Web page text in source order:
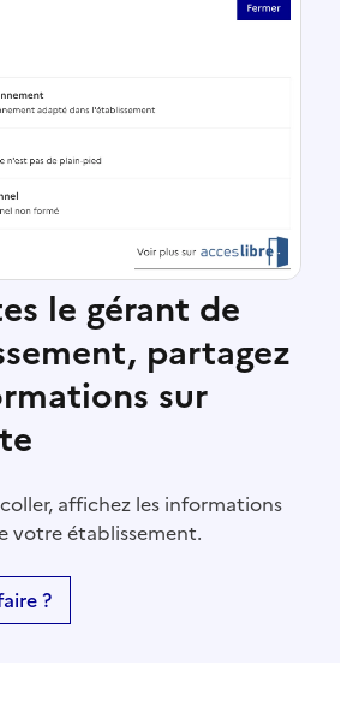
le gérant de
partagez
sur
affichez les informations
votre établissement.
?